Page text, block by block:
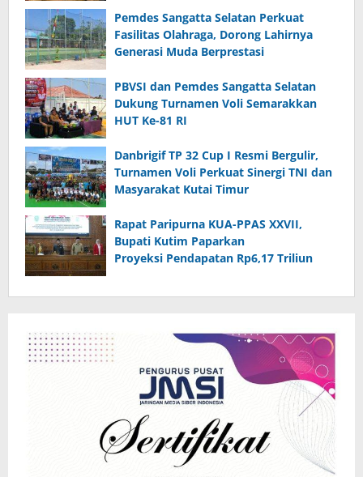
Pemdes Sangatta Selatan Perkuat
Fasilitas Olahraga, Dorong Lahirnya
Generasi Muda Berprestasi
PBVSI dan Pemdes Sangatta Selatan
Dukung Turnamen Voli Semarakkan
HUT Ke-81 RI
Danbrigif TP 32 Cup I Resmi Bergulir,
Turnamen Voli Perkuat Sinergi TNI dan
Masyarakat Kutai Timur
Rapat Paripurna KUA-PPAS XXVII,
Bupati Kutim Paparkan
Proyeksi Pendapatan Rp6,17 Triliun